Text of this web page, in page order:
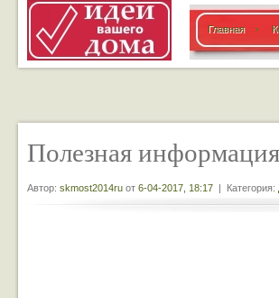
Главная
Полезная
Автор: skmost2014ru от 6-04-2017, 18:17 | Категория: